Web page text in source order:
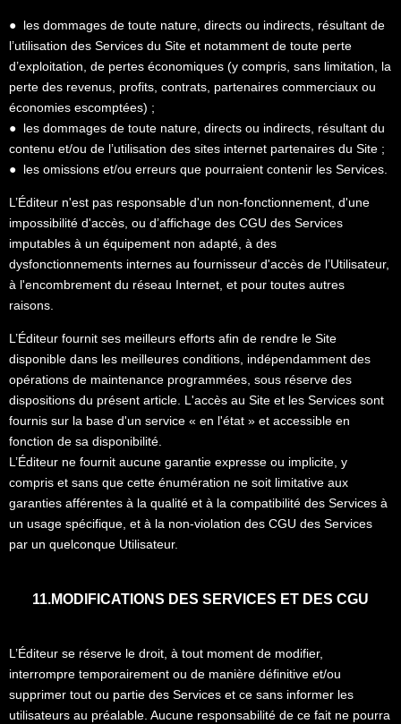
● les dommages de toute nature, directs ou indirects, résultant de
l’utilisation des Services du Site et notamment de toute perte
d’exploitation, de pertes économiques (y compris, sans limitation, la
perte des revenus, profits, contrats, partenaires commerciaux ou
économies escomptées) ;
● les dommages de toute nature, directs ou indirects, résultant du
contenu et/ou de l’utilisation des sites internet partenaires du Site ;
● les omissions et/ou erreurs que pourraient contenir les Services.
L’Éditeur n'est pas responsable d'un non-fonctionnement, d'une
impossibilité d'accès, ou d’affichage des CGU des Services
imputables à un équipement non adapté, à des
dysfonctionnements internes au fournisseur d'accès de l’Utilisateur,
à l'encombrement du réseau Internet, et pour toutes autres
raisons.
L’Éditeur fournit ses meilleurs efforts afin de rendre le Site
disponible dans les meilleures conditions, indépendamment des
opérations de maintenance programmées, sous réserve des
dispositions du présent article. L'accès au Site et les Services sont
fournis sur la base d'un service « en l'état » et accessible en
fonction de sa disponibilité.
L’Éditeur ne fournit aucune garantie expresse ou implicite, y
compris et sans que cette énumération ne soit limitative aux
garanties afférentes à la qualité et à la compatibilité des Services à
un usage spécifique, et à la non-violation des CGU des Services
par un quelconque Utilisateur.
11.MODIFICATIONS DES SERVICES ET DES CGU
L’Éditeur se réserve le droit, à tout moment de modifier,
interrompre temporairement ou de manière définitive et/ou
supprimer tout ou partie des Services et ce sans informer les
utilisateurs au préalable. Aucune responsabilité de ce fait ne pourra